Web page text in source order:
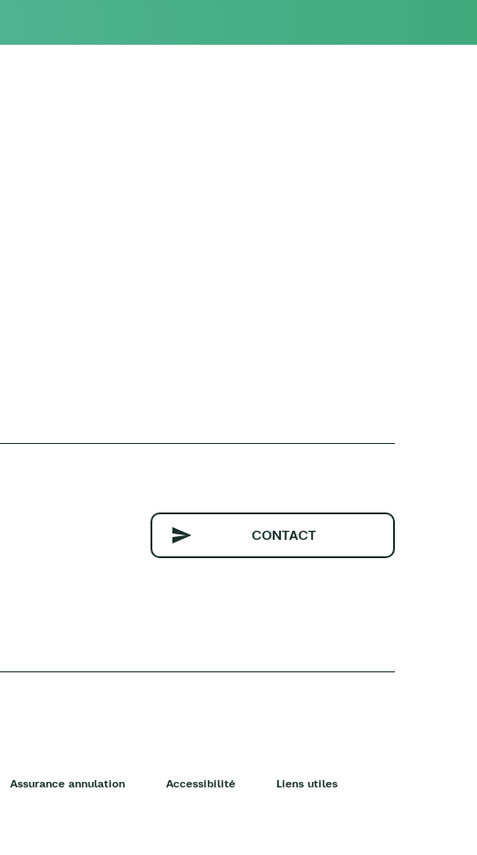
CONTACT
Assurance annulation Accessibilité Liens utiles